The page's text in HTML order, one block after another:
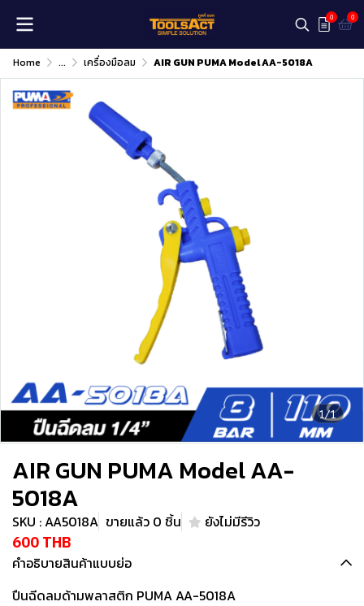
0 0
Home ... เครื่องมือลม AIR GUN PUMA Model AA-5018A
1/1
AIR GUN PUMA Model AA-
5018A
SKU : AA5018A ขายแล้ว 0 ชิ้น ยังไม่มีรีวิว
600 THB
คำอธิบายสินค้าแบบย่อ
ปืนฉีดลมด้ามพลาสติก PUMA AA-5018A